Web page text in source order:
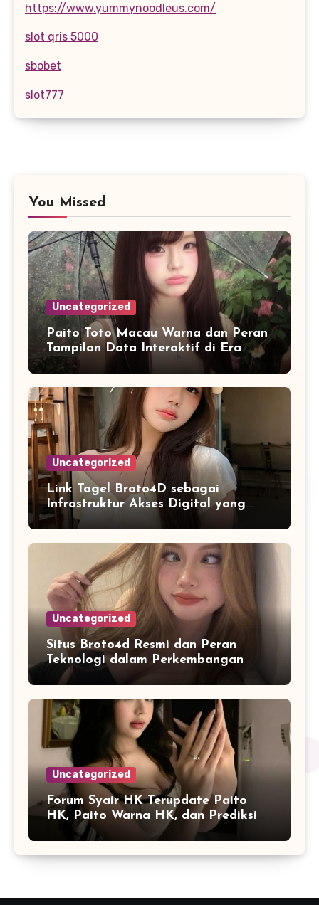
https://www.yummynoodleus.com/
slot qris 5000
sbobet
slot777
You Missed
Uncategorized
Paito Toto Macau Warna dan Peran
Tampilan Data Interaktif di Era
Informasi Digital Modern
Uncategorized
Link Togel Broto4D sebagai
Infrastruktur Akses Digital yang
Lebih Stabil dan Cepat
Uncategorized
Situs Broto4d Resmi dan Peran
Teknologi dalam Perkembangan
Platform Online
Uncategorized
Forum Syair HK Terupdate Paito
HK, Paito Warna HK, dan Prediksi
Harian